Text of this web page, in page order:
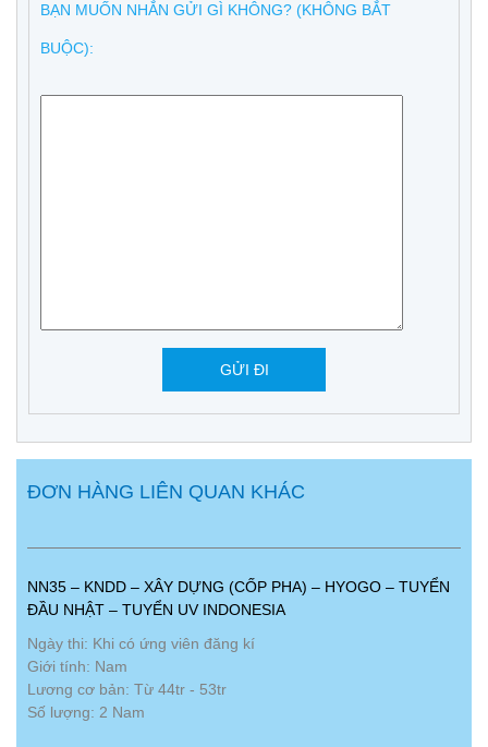
BẠN MUỐN NHẮN GỬI GÌ KHÔNG? (KHÔNG BẮT
BUỘC):
ĐƠN HÀNG LIÊN QUAN KHÁC
NN35 – KNDD – XÂY DỰNG (CỐP PHA) – HYOGO – TUYỂN
ĐẦU NHẬT – TUYỂN UV INDONESIA
Ngày thi: Khi có ứng viên đăng kí
Giới tính: Nam
Lương cơ bản: Từ 44tr - 53tr
Số lượng: 2 Nam